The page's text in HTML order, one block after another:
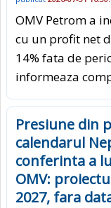
OMV Petrom a
cu un profit net
14% fata de
informeaza
Presiune din
calendarul
conferinta a
OMV:
2027, fara